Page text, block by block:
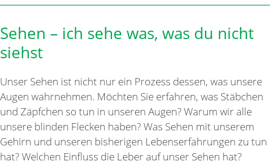
Sehen – ich sehe was, was du nicht
siehst
Unser Sehen ist nicht nur ein Prozess dessen, was unsere
Augen wahrnehmen. Möchten Sie erfahren, was Stäbchen
und Zäpfchen so tun in unseren Augen? Warum wir alle
unsere blinden Flecken haben? Was Sehen mit unserem
Gehirn und unseren bisherigen Lebenserfahrungen zu tun
hat? Welchen Einfluss die Leber auf unser Sehen hat?